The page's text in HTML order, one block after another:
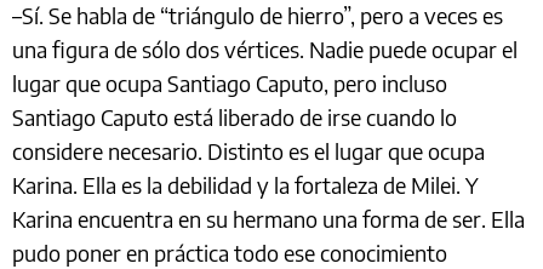
–Sí. Se habla de “triángulo de hierro”, pero a veces es
una figura de sólo dos vértices. Nadie puede ocupar el
lugar que ocupa Santiago Caputo, pero incluso
Santiago Caputo está liberado de irse cuando lo
considere necesario. Distinto es el lugar que ocupa
Karina. Ella es la debilidad y la fortaleza de Milei. Y
Karina encuentra en su hermano una forma de ser. Ella
pudo poner en práctica todo ese conocimiento